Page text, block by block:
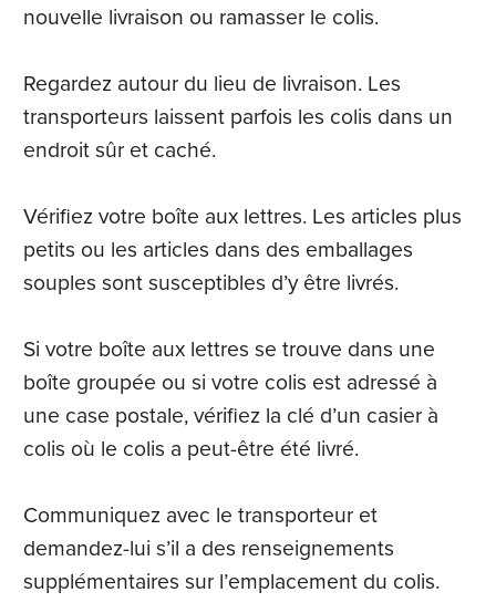
nouvelle livraison ou ramasser le colis.
Regardez autour du lieu de livraison. Les
transporteurs laissent parfois les colis dans un
endroit sûr et caché.
Vérifiez votre boîte aux lettres. Les articles plus
petits ou les articles dans des emballages
souples sont susceptibles d’y être livrés.
Si votre boîte aux lettres se trouve dans une
boîte groupée ou si votre colis est adressé à
une case postale, vérifiez la clé d’un casier à
colis où le colis a peut-être été livré.
Communiquez avec le transporteur et
demandez-lui s’il a des renseignements
supplémentaires sur l’emplacement du colis.